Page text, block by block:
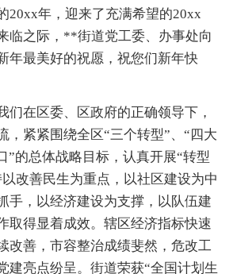
20xx年，迎来了充满希望的20xx
临之际，**街道党工委、办事处向
年最美好的祝愿，祝您们新年快
们在区委、区政府的正确领导下，
，紧紧围绕全区“三个转型”、“四大
”的总体战略目标，认真开展“转型
改善民生为重点，以社区建设为中
手，以经济建设为支撑，以队伍建
取得显着成效。辖区经济指标快速
改善，市容整治成绩斐然，危改工
建亮点纷呈。街道荣获“全国计划生